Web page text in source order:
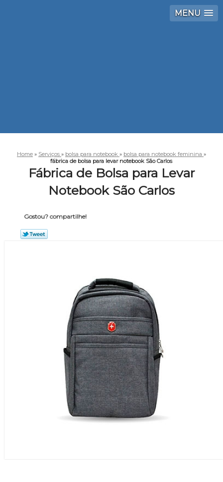
MENU
Home » Serviços » bolsa para notebook » bolsa para notebook feminina »
fábrica de bolsa para levar notebook São Carlos
Fábrica de Bolsa para Levar
Notebook São Carlos
Gostou? compartilhe!